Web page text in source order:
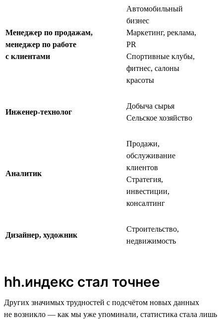
Менеджер по продажам,
менеджер по работе
с клиентами
Автомобильный
бизнес
Маркетинг, реклама,
PR
Спортивные клубы,
фитнес, салоны
красоты
Инженер-технолог
Добыча сырья
Сельское хозяйство
Аналитик
Продажи,
обслуживание
клиентов
Стратегия,
инвестиции,
консалтинг
Дизайнер, художник
Строительство,
недвижимость
hh.индекс стал точнее
Других значимых трудностей с подсчётом новых данных
не возникло — как мы уже упоминали, статистика стала лишь